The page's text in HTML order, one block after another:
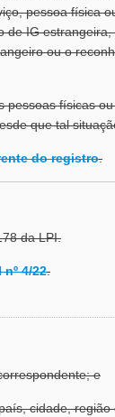
pessoa física
de IG
ou o
pessoas físicas
que tal
do registro.
da LPI.
nº 4/22.
e
cidade, região